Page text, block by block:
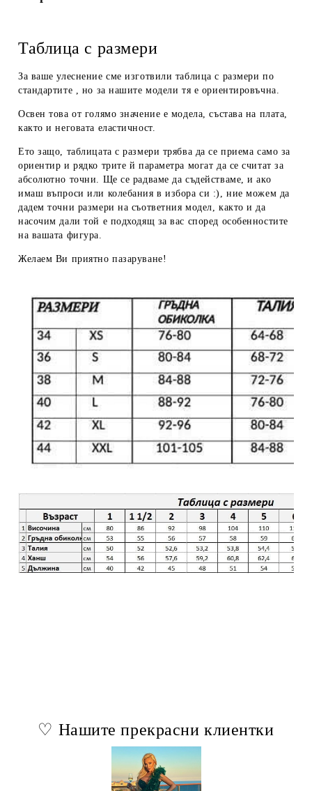
Таблица с размери
За ваше улеснение сме изготвили таблица с размери по
стандартите , но за нашите модели тя е ориентировъчна.
Освен това от голямо значение е модела, състава на плата,
както и неговата еластичност.
Ето защо, таблицата с размери трябва да се приема само за
ориентир и рядко трите й параметра могат да се считат за
абсолютно точни. Ще се радваме да съдействаме, и ако
имаш въпроси или колебания в избора си :), ние можем да
дадемточни размери на съответния модел, както и да
насочим дали той е подходящ за вас според особенностите
на вашата фигура.
Желаем Ви приятно пазаруване!
♡ Нашите прекрасни клиентки